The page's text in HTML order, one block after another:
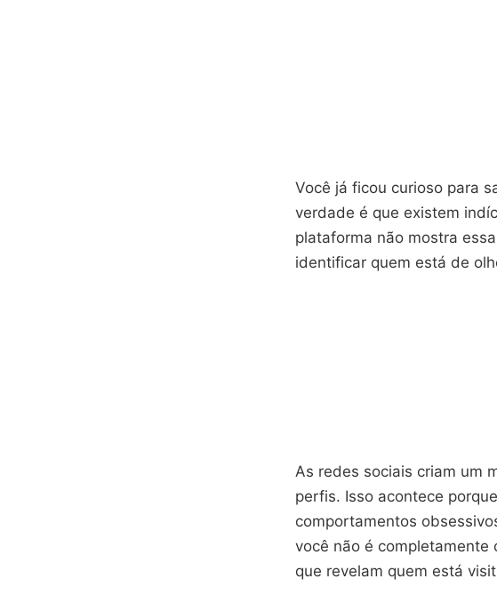
Você já ficou curioso para
verdade é que existem
plataforma não mostra
identificar quem está de
As redes sociais criam um
perfis. Isso acontece
comportamentos
você não é
que revelam quem está